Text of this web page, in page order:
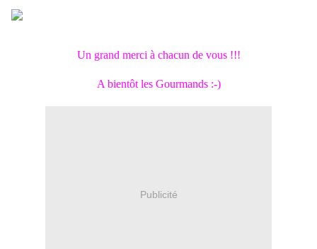
Un grand merci à chacun de vous !!!
A bientôt les Gourmands :-)
Publicité